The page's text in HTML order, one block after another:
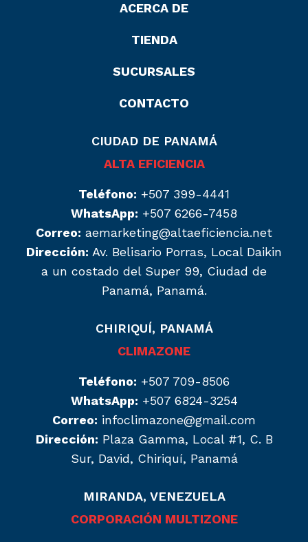
ACERCA DE
TIENDA
SUCURSALES
CONTACTO
CIUDAD DE PANAMÁ
ALTA EFICIENCIA
Teléfono: +507 399-4441
WhatsApp: +507 6266-7458
Correo: aemarketing@altaeficiencia.net
Dirección: Av. Belisario Porras, Local Daikin
a un costado del Super 99, Ciudad de
Panamá, Panamá.
CHIRIQUÍ, PANAMÁ
CLIMAZONE
Teléfono: +507 709-8506
WhatsApp: +507 6824-3254
Correo: infoclimazone@gmail.com
Dirección: Plaza Gamma, Local #1, C. B
Sur, David, Chiriquí, Panamá
MIRANDA, VENEZUELA
CORPORACIÓN MULTIZONE